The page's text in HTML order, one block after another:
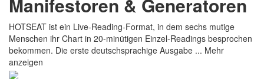
Manifestoren & Generatoren
HOTSEAT ist ein Live-Reading-Format, in dem sechs mutige
Menschen ihr Chart in 20-minütigen Einzel-Readings besprochen
bekommen. Die erste deutschsprachige Ausgabe ... Mehr
anzeigen